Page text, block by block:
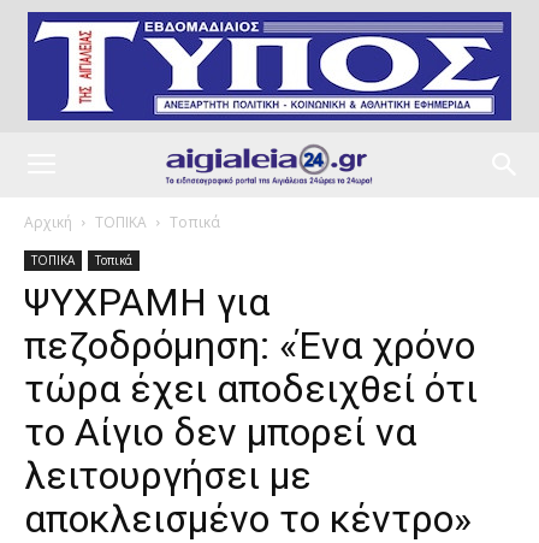
Αρχική ΤΟΠΙΚΑ Τοπικά
ΤΟΠΙΚΑ Τοπικά
ΨΥΧΡΑΜΗ για
πεζοδρόμηση: «Ένα χρόνο
τώρα έχει αποδειχθεί ότι
το Αίγιο δεν μπορεί να
λειτουργήσει με
αποκλεισμένο το κέντρο»